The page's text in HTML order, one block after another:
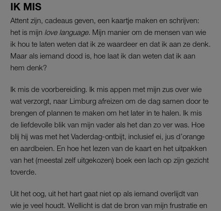
IK MIS
Attent zijn, cadeaus geven, een kaartje maken en schrijven:
het is mijn love language. Mijn manier om de mensen van wie
ik hou te laten weten dat ik ze waardeer en dat ik aan ze denk.
Maar als iemand dood is, hoe laat ik dan weten dat ik aan
hem denk?
Ik mis de voorbereiding. Ik mis appen met mijn zus over wie
wat verzorgt, naar Limburg afreizen om de dag samen door te
brengen of plannen te maken om het later in te halen. Ik mis
de liefdevolle blik van mijn vader als het dan zo ver was. Hoe
blij hij was met het Vaderdag-ontbijt, inclusief ei, jus d’orange
en aardbeien. En hoe het lezen van de kaart en het uitpakken
van het (meestal zelf uitgekozen) boek een lach op zijn gezicht
toverde.
Uit het oog, uit het hart gaat niet op als iemand overlijdt van
wie je veel houdt. Wellicht is dat de bron van mijn frustratie en